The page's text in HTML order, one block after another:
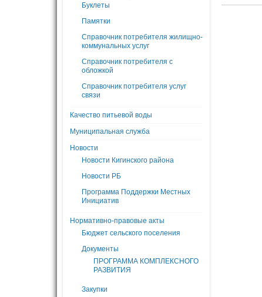
Буклеты
Памятки
Справочник потребителя жилищно-
коммунальных услуг
Справочник потребителя с
обложкой
Справочник потребителя услуг
связи
Качество питьевой воды
Муниципальная служба
Новости
Новости Кигинского района
Новости РБ
Программа Поддержки Местных
Инициатив
Нормативно-правовые акты
Бюджет сельского поселения
Документы
ПРОГРАММА КОМПЛЕКСНОГО
РАЗВИТИЯ
Закупки